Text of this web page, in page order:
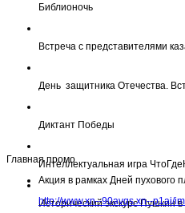
Библионочь
Встреча с представителями
День защитника Отечества.
Диктант Победы
Интеллектуальная игра
Исторический экскурс Пушкин
Главная промо
Акция в рамках Дней пухового
http://www.xn--90avqs.xn--p1ai/